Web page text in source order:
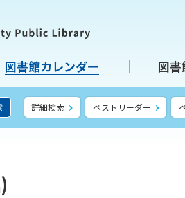
図書館カレンダー 図
詳細検索 ベストリーダー